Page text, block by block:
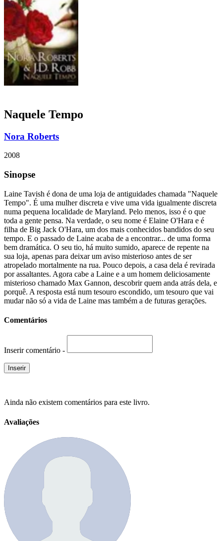
Naquele Tempo
Nora Roberts
2008
Sinopse
Laine Tavish é dona de uma loja de antiguidades chamada "Naquele
Tempo". É uma mulher discreta e vive uma vida igualmente discreta
numa pequena localidade de Maryland. Pelo menos, isso é o que
toda a gente pensa. Na verdade, o seu nome é Elaine O'Hara e é
filha de Big Jack O'Hara, um dos mais conhecidos bandidos do seu
tempo. E o passado de Laine acaba de a encontrar... de uma forma
bem dramática. O seu tio, há muito sumido, aparece de repente na
sua loja, apenas para deixar um aviso misterioso antes de ser
atropelado mortalmente na rua. Pouco depois, a casa dela é revirada
por assaltantes. Agora cabe a Laine e a um homem deliciosamente
misterioso chamado Max Gannon, descobrir quem anda atrás dela, e
porquê. A resposta está num tesouro escondido, um tesouro que vai
mudar não só a vida de Laine mas também a de futuras gerações.
Comentários
Inserir comentário -
Ainda não existem comentários para este livro.
Avaliações